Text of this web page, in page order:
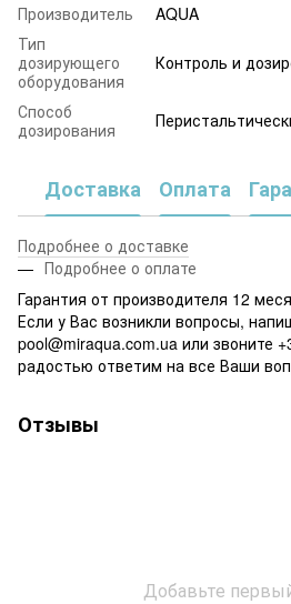
Производитель
AQUA
Тип
дозирующего
оборудования
Контроль и
Способ
дозирования
Доставка Оплата
Подробнее о доставке
Подробнее о оплате
Гарантия от производителя 12
Если у Вас возникли вопросы,
pool@miraqua.com.ua или звоните
радостью ответим на все Ваши
Отзывы
Добавьте